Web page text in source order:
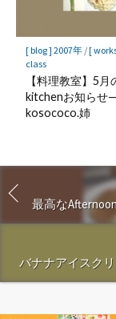
[ blog ] 2007年/[
class
【料理教室】5
kitchenお知らせ—
kosococo.姉
最高な
バナナアイスク